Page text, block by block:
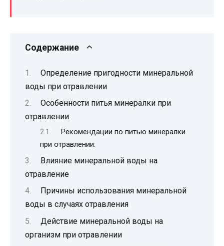
Содержание
Определение пригодности минеральной
воды при отравлении
Особенности питья минералки при
отравлении
Рекомендации по питью минералки
при отравлении:
Влияние минеральной воды на
отравление
Причины использования минеральной
воды в случаях отравления
Действие минеральной воды на
организм при отравлении